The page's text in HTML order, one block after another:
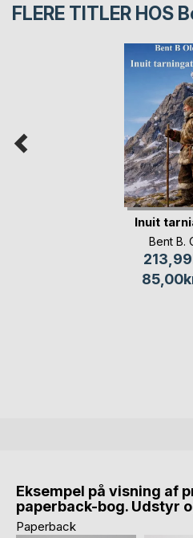
FLERE TITLER HOS
Inuit
Bent B.
Eksempel på visning af
paperback-bog. Udstyr
Paperback